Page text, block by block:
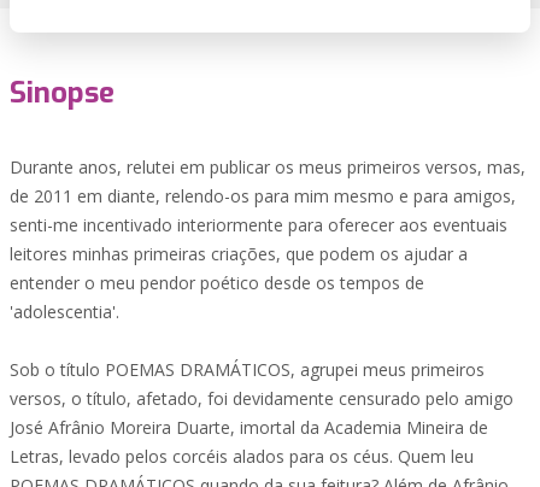
Sinopse
Durante anos, relutei em publicar os meus primeiros versos, mas,
de 2011 em diante, relendo-os para mim mesmo e para amigos,
senti-me incentivado interiormente para oferecer aos eventuais
leitores minhas primeiras criações, que podem os ajudar a
entender o meu pendor poético desde os tempos de
'adolescentia'.
Sob o título POEMAS DRAMÁTICOS, agrupei meus primeiros
versos, o título, afetado, foi devidamente censurado pelo amigo
José Afrânio Moreira Duarte, imortal da Academia Mineira de
Letras, levado pelos corcéis alados para os céus. Quem leu